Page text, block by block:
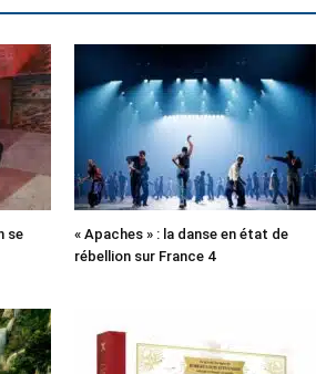
se
« Apaches » : la danse en état de
rébellion sur France 4